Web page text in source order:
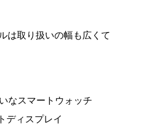
は取り扱いの幅も広くて
なスマートウォッチ
ディスプレイ